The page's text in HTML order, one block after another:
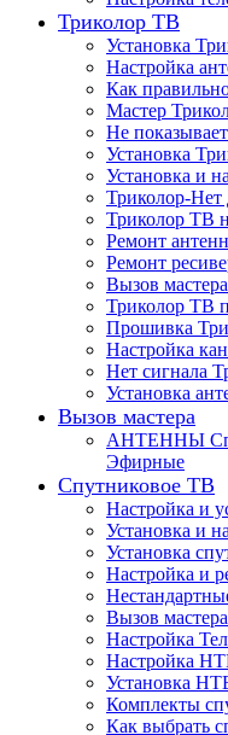
Триколор ТВ
Установка
Настройка
Как
Мастер
Не
Установка
Установка и
Триколор-Нет
Триколор ТВ
Ремонт
Ремонт
Вызов
Триколор ТВ
Прошивка
Настройка
Нет сигнала
Установка
Вызов мастера
АНТЕННЫ
Эфирные
Спутниковое ТВ
Настройка и
Установка и
Установка
Настройка и
Вызов
Настройка
Настройка
Установка
Комплекты
Как выбрать